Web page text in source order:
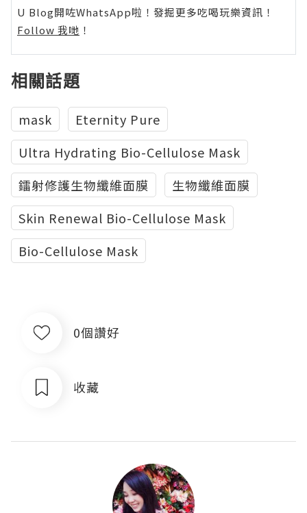
U Blog開咗WhatsApp啦！發掘更多吃喝玩樂資訊！
Follow 我哋 ！
相關話題
mask
Eternity Pure
Ultra Hydrating Bio-Cellulose Mask
鐳射修護生物纖維面膜
生物纖維面膜
Skin Renewal Bio-Cellulose Mask
Bio-Cellulose Mask
0個讚好
收藏